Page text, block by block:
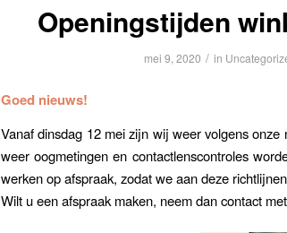
Openingstijden
mei 9, 2020 / in
Goed nieuws!
Vanaf dinsdag 12 mei zijn wij weer volgens
weer oogmetingen en contactlenscontroles
werken op afspraak, zodat we aan deze
Wilt u een afspraak maken, neem dan contact